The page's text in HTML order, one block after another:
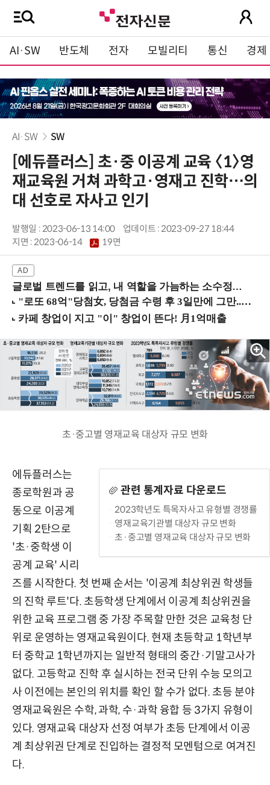
AI·SW 반도체 전자 모빌리티 통신 경제
AI·SW SW
[에듀플러스] 초·중 이공계 교육 〈1〉영
재교육원 거쳐 과학고·영재고 진학…의
대 선호로 자사고 인기
발행일 : 2023-06-13 14:00
업데이트 : 2023-09-27 18:44
지면 :2023-06-14 19면
글로벌 트렌드를 읽고, 내 역할을 가늠하는 소수정예 실습 워크숍 (8/28 신논현역)
초·중고별 영재교육 대상자 규모 변화
관련 통계자료 다운로드
2023학년도 특목자사고 유형별 경쟁률
영재교육기관별 대상자 규모 변화
초·중고별 영재교육 대상자 규모 변화
에듀플러스는
종로학원과 공
동으로 이공계
기획 2탄으로
'초·중학생 이
공계 교육' 시리
즈를 시작한다. 첫 번째 순서는 '이공계 최상위권 학생들
의 진학 루트'다. 초등학생 단계에서 이공계 최상위권을
위한 교육 프로그램 중 가장 주목할 만한 것은 교육청 단
위로 운영하는 영재교육원이다. 현재 초등학교 1학년부
터 중학교 1학년까지는 일반적 형태의 중간·기말고사가
없다. 고등학교 진학 후 실시하는 전국 단위 수능 모의고
사 이전에는 본인의 위치를 확인 할 수가 없다. 초등 분야
영재교육원은 수학, 과학, 수·과학 융합 등 3가지 유형이
있다. 영재교육 대상자 선정 여부가 초등 단계에서 이공
계 최상위권 단계로 진입하는 결정적 모멘텀으로 여겨진
다.